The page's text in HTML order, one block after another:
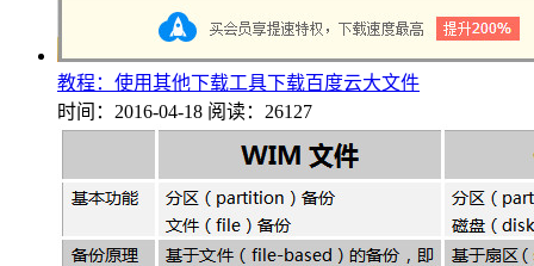
教程：使用其他下载工具下载百度云大文件
时间：2016-04-18 阅读：26127